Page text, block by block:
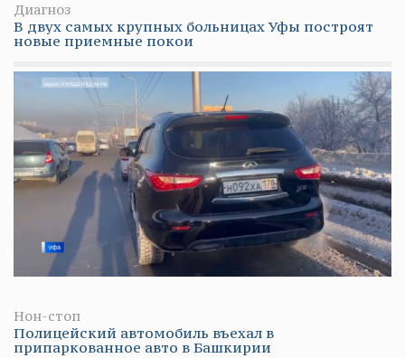
Диагноз
В двух самых крупных больницах Уфы построят
новые приемные покои
Нон-стоп
Полицейский автомобиль въехал в
припаркованное авто в Башкирии